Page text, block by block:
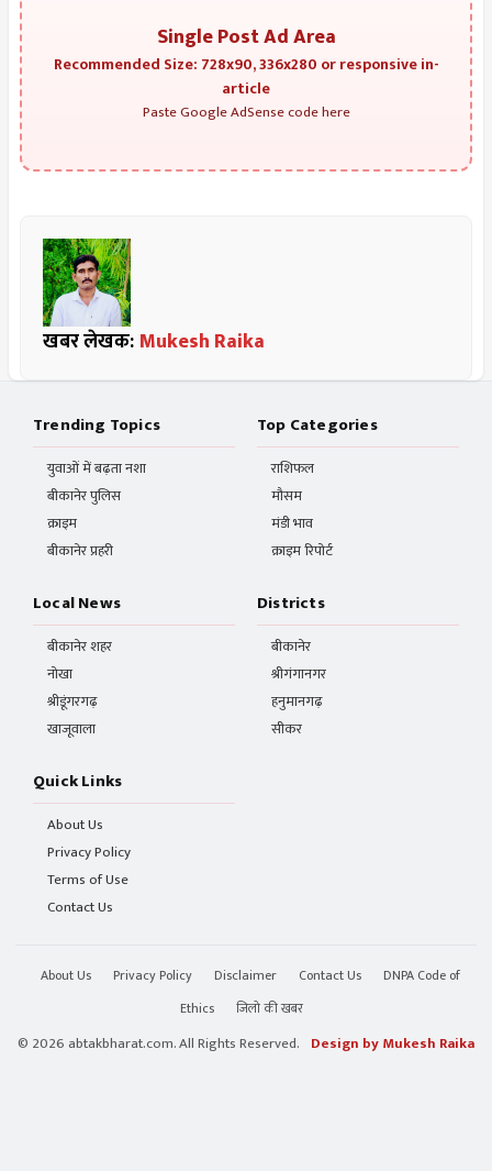
Single Post Ad Area
Recommended Size: 728x90, 336x280 or responsive in-
article
Paste Google AdSense code here
खबर लेखक: Mukesh Raika
Trending Topics
युवाओं में बढ़ता नशा
बीकानेर पुलिस
क्राइम
बीकानेर प्रहरी
Top Categories
राशिफल
मौसम
मंडी भाव
क्राइम रिपोर्ट
Local News
बीकानेर शहर
नोखा
श्रीडूंगरगढ़
खाजूवाला
Districts
बीकानेर
श्रीगंगानगर
हनुमानगढ़
सीकर
Quick Links
About Us
Privacy Policy
Terms of Use
Contact Us
About Us Privacy Policy Disclaimer Contact Us
DNPA Code of
Ethics
जिलो की खबर
© 2026 abtakbharat.com. All Rights Reserved. Design by Mukesh Raika